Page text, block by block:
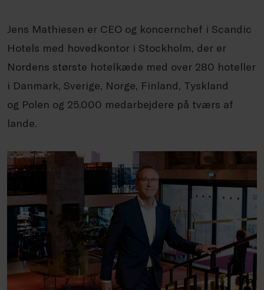
Jens Mathiesen er CEO og koncernchef i Scandic
Hotels med hovedkontor i Stockholm, der er
Nordens største hotelkæde med over 280 hoteller
i Danmark, Sverige, Norge, Finland, Tyskland
og Polen og 25.000 medarbejdere på tværs af
lande.